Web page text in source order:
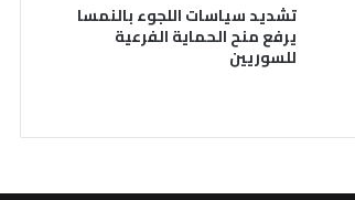
تشديد سياسات اللجوء بالنمسا
يرفع منح الحماية الفرعية
للسوريين